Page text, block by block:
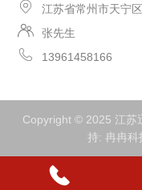
江苏省常州市天宁
张先生
13961458166
Copyright © 2025 江苏
持: 冉冉科